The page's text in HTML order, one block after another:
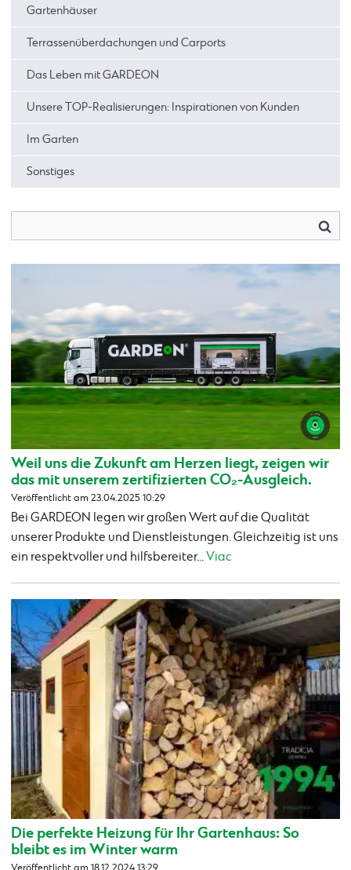
Gartenhäuser
Terrassenüberdachungen und Carports
Das Leben mit GARDEON
Unsere TOP-Realisierungen: Inspirationen von Kunden
Im Garten
Sonstiges
Weil uns die Zukunft am Herzen liegt, zeigen wir
das mit unserem zertifizierten CO₂-Ausgleich.
Veröffentlicht am 23.04.2025 10:29
Bei GARDEON legen wir großen Wert auf die Qualität
unserer Produkte und Dienstleistungen. Gleichzeitig ist uns
ein respektvoller und hilfsbereiter...Viac
Die perfekte Heizung für Ihr Gartenhaus: So
bleibt es im Winter warm